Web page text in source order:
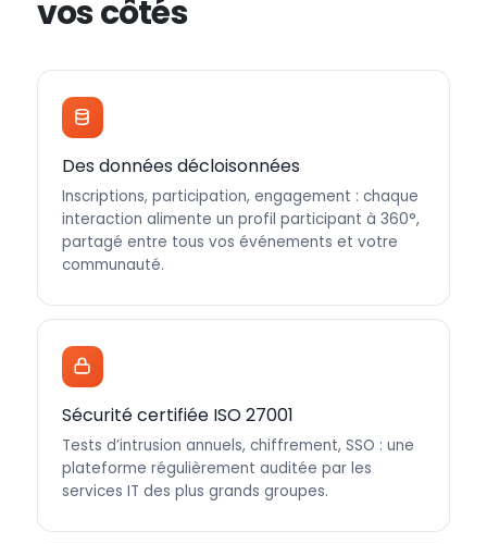
vos côtés
Des données décloisonnées
Inscriptions, participation, engagement : chaque
interaction alimente un profil participant à 360°,
partagé entre tous vos événements et votre
communauté.
Sécurité certifiée ISO 27001
Tests d’intrusion annuels, chiffrement, SSO : une
plateforme régulièrement auditée par les
services IT des plus grands groupes.